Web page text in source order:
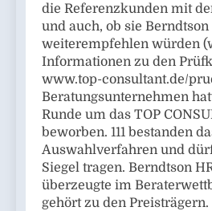
die Referenzkunden mit
und auch, ob sie
weiterempfehlen würden
Informationen zu den
www.top-consultant.de/
Beratungsunternehmen
Runde um das TOP
beworben. 111 bestanden
Auswahlverfahren und
Siegel tragen. Berndtson
überzeugte im
gehört zu den Preisträgern.